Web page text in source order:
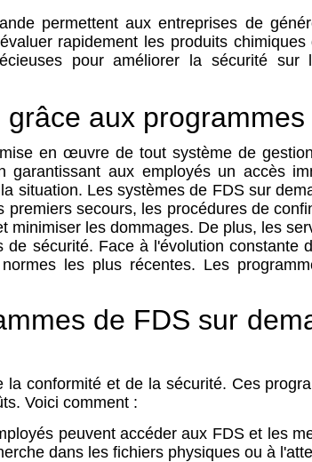
permettent aux entreprises de
rapidement les produits
pour améliorer la sécurité
aux
en œuvre de tout système de
aux employés un accès
situation. Les systèmes de FDS sur
secours, les procédures de
les dommages. De plus, les
sécurité. Face à l'évolution constante
les plus récentes. Les
de FDS sur
conformité et de la sécurité. Ces
Voici comment :
peuvent accéder aux FDS et les
dans les fichiers physiques ou à